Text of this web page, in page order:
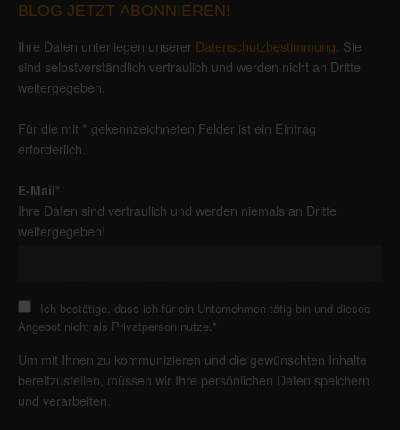
BLOG JETZT ABONNIEREN!
Ihre Daten unterliegen unserer Datenschutzbestimmung . Sie
sind selbstverständlich vertraulich und werden nicht an Dritte
weitergegeben.
Für die mit * gekennzeichneten Felder ist ein Eintrag
erforderlich.
E-Mail*
Ihre Daten sind vertraulich und werden niemals an Dritte
weitergegeben!
Ich bestätige, dass ich für ein Unternehmen tätig bin und dieses
Angebot nicht als Privatperson nutze. *
Um mit Ihnen zu kommunizieren und die gewünschten Inhalte
bereitzustellen, müssen wir Ihre persönlichen Daten speichern
und verarbeiten.